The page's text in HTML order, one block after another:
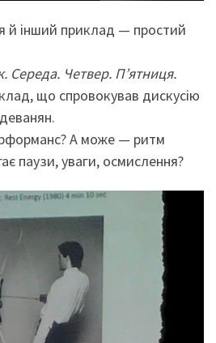
й інший приклад — простий
Середа. Четвер. П’ятниця.
що спровокував дискусію
А може — ритм
паузи, уваги, осмислення?